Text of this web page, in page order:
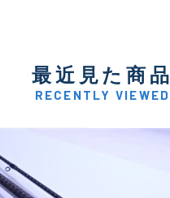
最近見た商品
RECENTLY VIEWED